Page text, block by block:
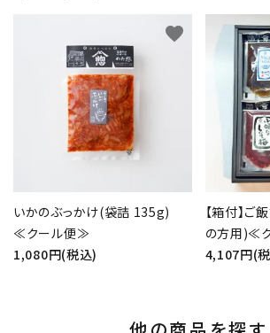
いかのぶっかけ(袋詰 135g)
≪クール便≫
1,080円(税込)
favorite
【箱付】ご
の方用)≪
4,107円(